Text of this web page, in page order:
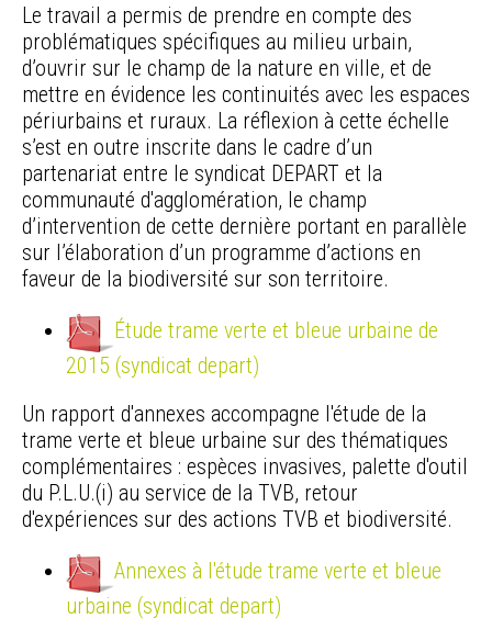
Le travail a permis de prendre en compte des
problématiques spécifiques au milieu urbain,
d’ouvrir sur le champ de la nature en ville, et de
mettre en évidence les continuités avec les espaces
périurbains et ruraux. La réflexion à cette échelle
s’est en outre inscrite dans le cadre d’un
partenariat entre le syndicat DEPART et la
communauté d'agglomération, le champ
d’intervention de cette dernière portant en parallèle
sur l’élaboration d’un programme d’actions en
faveur de la biodiversité sur son territoire.
Étude trame verte et bleue urbaine de
2015 (syndicat depart)
Un rapport d'annexes accompagne l'étude de la
trame verte et bleue urbaine sur des thématiques
complémentaires : espèces invasives, palette d'outil
du P.L.U.(i) au service de la TVB, retour
d'expériences sur des actions TVB et biodiversité.
Annexes à l'étude trame verte et bleue
urbaine (syndicat depart)